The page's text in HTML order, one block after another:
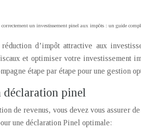
un investissement pinel aux impôts : un guide
d’impôt attractive aux
et optimiser votre investissement
étape par étape pour une gestion
déclaration pinel
de revenus, vous devez vous assurer
une déclaration Pinel optimale: